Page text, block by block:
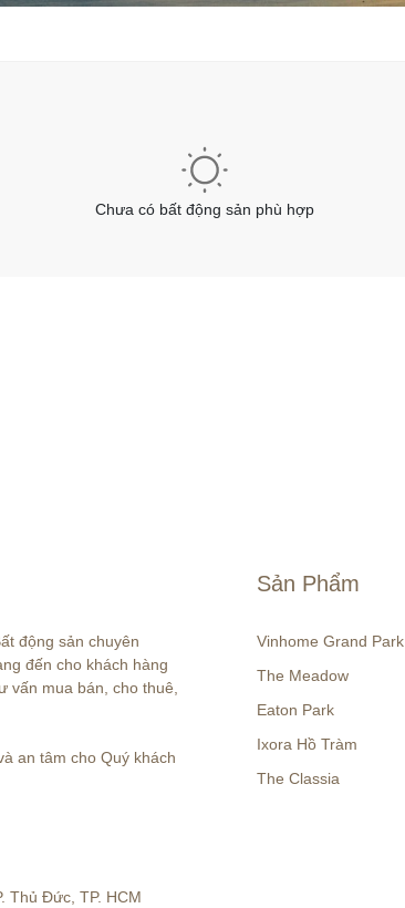
Chưa có bất động sản phù hợp
động sản chuyên
đến cho khách hàng
vấn mua bán, cho thuê,
an tâm cho Quý khách
Thủ Đức, TP. HCM
Sản Phẩm
Vinhome Grand Park
The Meadow
Eaton Park
Ixora Hồ Tràm
The Classia